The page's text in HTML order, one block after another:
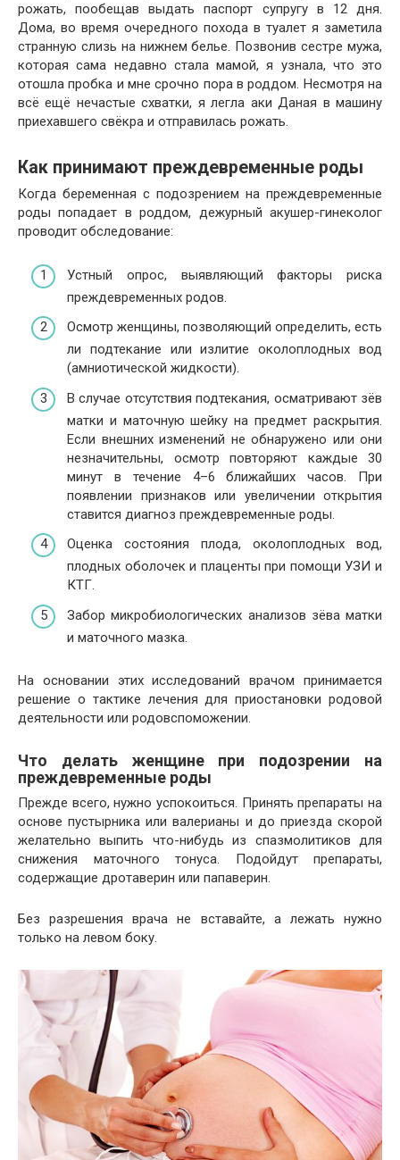
рожать, пообещав выдать паспорт супругу в 12 дня.
Дома, во время очередного похода в туалет я заметила
странную слизь на нижнем белье. Позвонив сестре мужа,
которая сама недавно стала мамой, я узнала, что это
отошла пробка и мне срочно пора в роддом. Несмотря на
всё ещё нечастые схватки, я легла аки Даная в машину
приехавшего свёкра и отправилась рожать.
Как принимают преждевременные роды
Когда беременная с подозрением на преждевременные
роды попадает в роддом, дежурный акушер-гинеколог
проводит обследование:
Устный опрос, выявляющий факторы риска
преждевременных родов.
Осмотр женщины, позволяющий определить, есть
ли подтекание или излитие околоплодных вод
(амниотической жидкости).
В случае отсутствия подтекания, осматривают зёв
матки и маточную шейку на предмет раскрытия.
Если внешних изменений не обнаружено или они
незначительны, осмотр повторяют каждые 30
минут в течение 4–6 ближайших часов. При
появлении признаков или увеличении открытия
ставится диагноз преждевременные роды.
Оценка состояния плода, околоплодных вод,
плодных оболочек и плаценты при помощи УЗИ и
КТГ.
Забор микробиологических анализов зёва матки
и маточного мазка.
На основании этих исследований врачом принимается
решение о тактике лечения для приостановки родовой
деятельности или родовспоможении.
Что делать женщине при подозрении на
преждевременные роды
Прежде всего, нужно успокоиться. Принять препараты на
основе пустырника или валерианы и до приезда скорой
желательно выпить что-нибудь из спазмолитиков для
снижения маточного тонуса. Подойдут препараты,
содержащие дротаверин или папаверин.
Без разрешения врача не вставайте, а лежать нужно
только на левом боку.